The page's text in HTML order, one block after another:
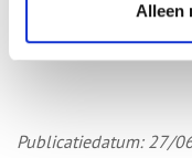
Alleen
: Jan Dekkers
Publicatiedatum: 27/